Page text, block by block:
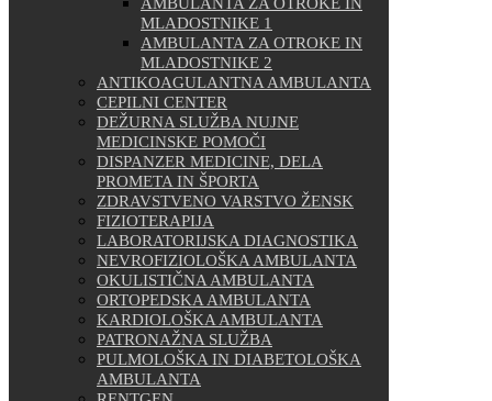
MLADOSTNIKE 1
AMBULANTA ZA OTROKE IN
MLADOSTNIKE 2
ANTIKOAGULANTNA AMBULANTA
CEPILNI CENTER
DEŽURNA SLUŽBA NUJNE
MEDICINSKE POMOČI
DISPANZER MEDICINE, DELA
PROMETA IN ŠPORTA
ZDRAVSTVENO VARSTVO ŽENSK
FIZIOTERAPIJA
LABORATORIJSKA DIAGNOSTIKA
NEVROFIZIOLOŠKA AMBULANTA
OKULISTIČNA AMBULANTA
ORTOPEDSKA AMBULANTA
KARDIOLOŠKA AMBULANTA
PATRONAŽNA SLUŽBA
PULMOLOŠKA IN DIABETOLOŠKA
AMBULANTA